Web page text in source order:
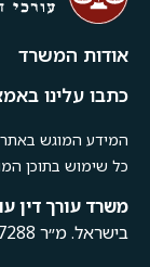
אודות המשרד
כתבו עלינו
כל שימוש בתוכן
משרד עורךדין
בישראל. מ״ר 67288, חבר לשכת עורכי הדין בישראל.